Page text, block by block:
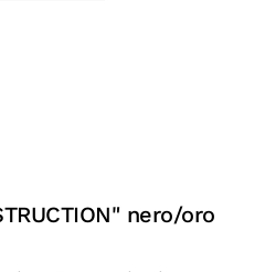
nero/oro